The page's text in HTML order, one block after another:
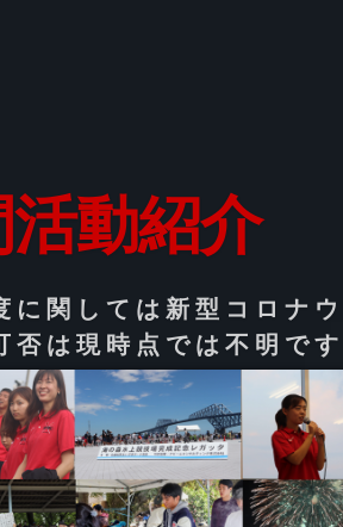
動紹介
関しては新型コロナ
否は現時点では不明で